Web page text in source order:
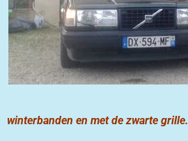
winterbanden en met de zwarte grille.